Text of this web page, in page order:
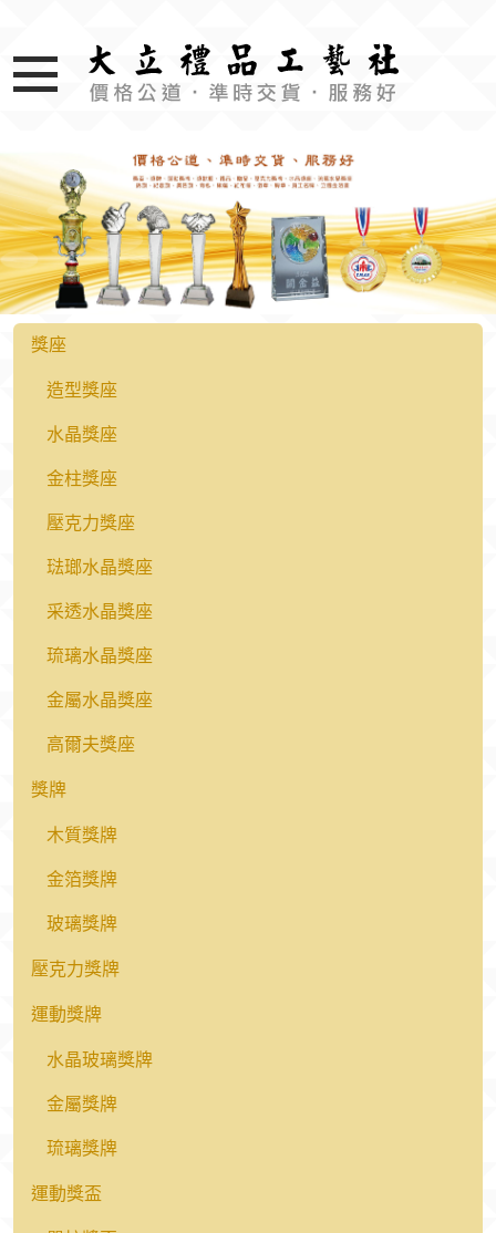
獎座
造型獎座
水晶獎座
金柱獎座
壓克力獎座
琺瑯水晶獎座
采透水晶獎座
琉璃水晶獎座
金屬水晶獎座
高爾夫獎座
獎牌
木質獎牌
金箔獎牌
玻璃獎牌
壓克力獎牌
運動獎牌
水晶玻璃獎牌
金屬獎牌
琉璃獎牌
運動獎盃